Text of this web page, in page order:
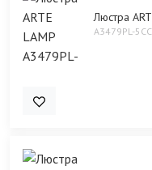
Люстра
A3479PL-5CC